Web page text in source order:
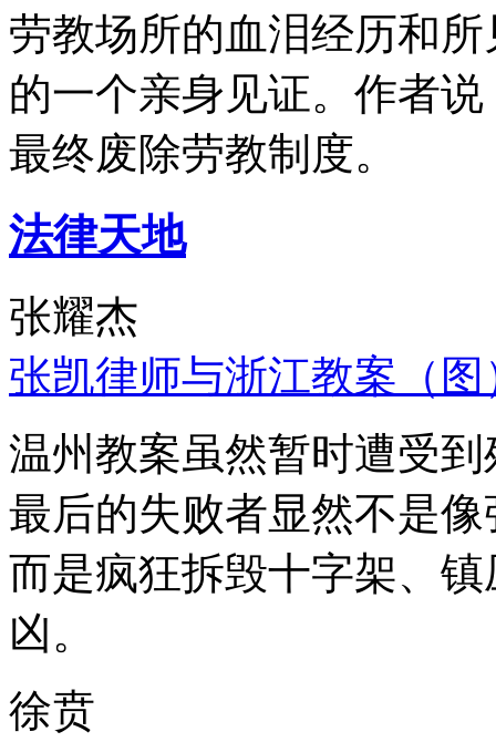
劳教场所的血泪经历和
的一个亲身见证。作者
最终废除劳教制度。
法律天地
张耀杰
张凯律师与浙江教案（图
温州教案虽然暂时遭受
最后的失败者显然不是
而是疯狂拆毁十字架、
凶。
徐贲